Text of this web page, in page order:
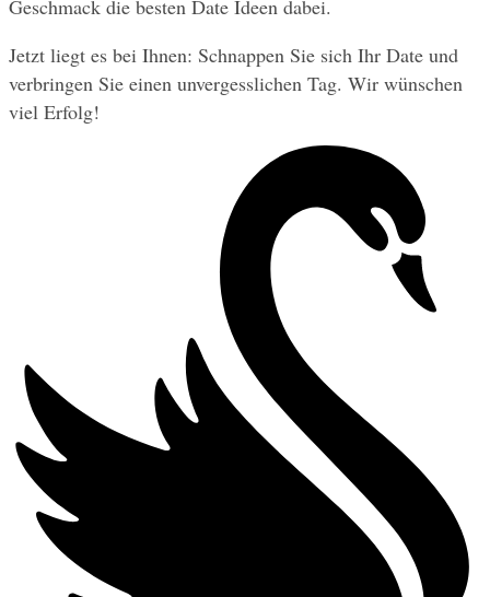
Geschmack die besten Date Ideen dabei.
Jetzt liegt es bei Ihnen: Schnappen Sie sich Ihr Date und
verbringen Sie einen unvergesslichen Tag. Wir wünschen
viel Erfolg!